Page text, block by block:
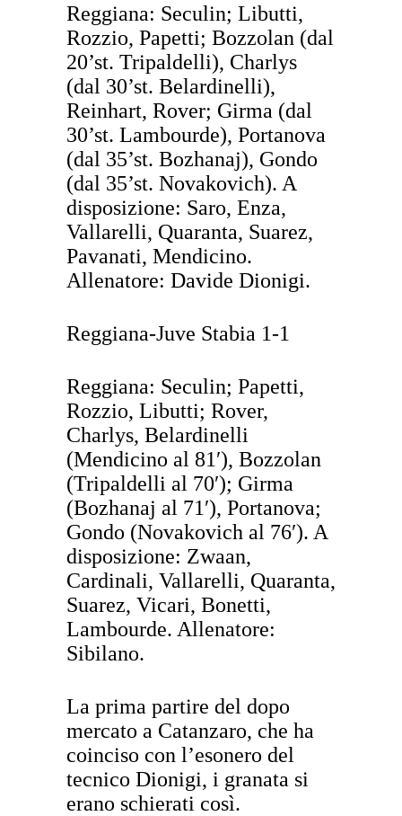
Reggiana: Seculin; Libutti,
Rozzio, Papetti; Bozzolan (dal
20’st. Tripaldelli), Charlys
(dal 30’st. Belardinelli),
Reinhart, Rover; Girma (dal
30’st. Lambourde), Portanova
(dal 35’st. Bozhanaj), Gondo
(dal 35’st. Novakovich). A
disposizione: Saro, Enza,
Vallarelli, Quaranta, Suarez,
Pavanati, Mendicino.
Allenatore: Davide Dionigi.
Reggiana-Juve Stabia 1-1
Reggiana: Seculin; Papetti,
Rozzio, Libutti; Rover,
Charlys, Belardinelli
(Mendicino al 81′), Bozzolan
(Tripaldelli al 70′); Girma
(Bozhanaj al 71′), Portanova;
Gondo (Novakovich al 76′). A
disposizione: Zwaan,
Cardinali, Vallarelli, Quaranta,
Suarez, Vicari, Bonetti,
Lambourde. Allenatore:
Sibilano.
La prima partire del dopo
mercato a Catanzaro, che ha
coinciso con l’esonero del
tecnico Dionigi, i granata si
erano schierati così.